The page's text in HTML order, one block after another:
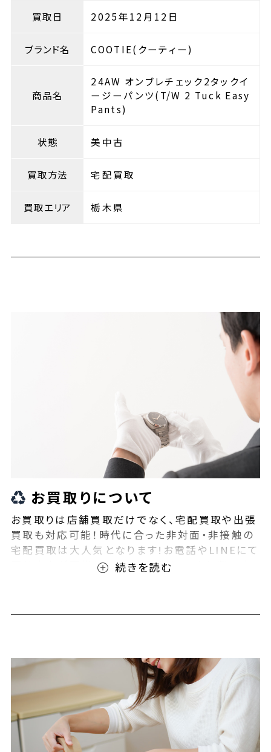
買取日 2025年12月12日
ブランド名 COOTIE(クーティー)
商品名
24AW オンブレチェック2タックイ
ージーパンツ(T/W 2 Tuck Easy
Pants)
状態 美中古
買取方法 宅配買取
買取エリア 栃木県
お買取りについて
お買取りは店舗買取だけでなく、宅配買取や出張
買取も対応可能！時代に合った非対面・非接触の
宅配買取は大人気となります!お電話やLINEにて
事前査定が可能となっております！また無料の宅